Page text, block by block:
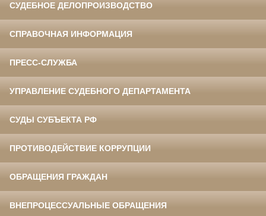
СУДЕБНОЕ ДЕЛОПРОИЗВОДСТВО
СПРАВОЧНАЯ ИНФОРМАЦИЯ
ПРЕСС-СЛУЖБА
УПРАВЛЕНИЕ СУДЕБНОГО ДЕПАРТАМЕНТА
СУДЫ СУБЪЕКТА РФ
ПРОТИВОДЕЙСТВИЕ КОРРУПЦИИ
ОБРАЩЕНИЯ ГРАЖДАН
ВНЕПРОЦЕССУАЛЬНЫЕ ОБРАЩЕНИЯ